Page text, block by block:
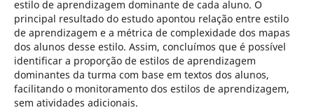
estilo de aprendizagem dominante de cada aluno. O
principal resultado do estudo apontou relação entre estilo
de aprendizagem e a métrica de complexidade dos mapas
dos alunos desse estilo. Assim, concluímos que é possível
identificar a proporção de estilos de aprendizagem
dominantes da turma com base em textos dos alunos,
facilitando o monitoramento dos estilos de aprendizagem,
sem atividades adicionais.